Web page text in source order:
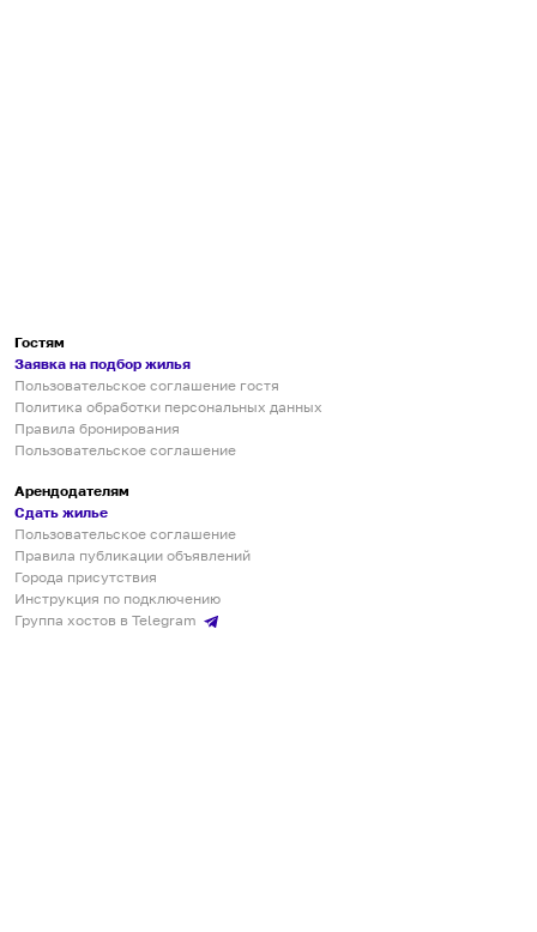
Гостям
Заявка на подбор жилья
Пользовательское соглашение гостя
Политика обработки персональных данных
Правила бронирования
Пользовательское соглашение
Арендодателям
Сдать жилье
Пользовательское соглашение
Правила публикации объявлений
Города присутствия
Инструкция по подключению
Группа хостов в Telegram